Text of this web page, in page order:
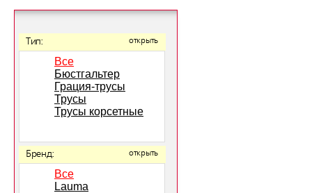
Тип: открыть
Все
Бюстгальтер
Грация-трусы
Трусы
Трусы корсетные
Бренд: открыть
Все
Lauma